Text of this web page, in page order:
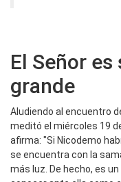
El Señor
grande
Aludiendo al encuentro
meditó el miércoles 19
afirma: "Si Nicodemo
se encuentra con la
más luz. De hecho, es